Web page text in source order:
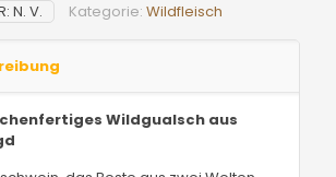
N. V. Kategorie: Wildfleisch
Wildgualsch aus